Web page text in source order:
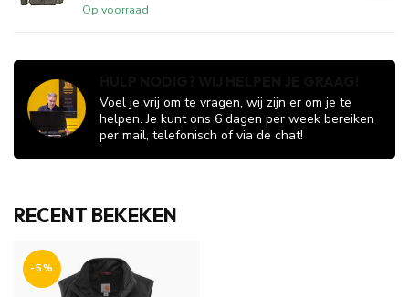
Op voorraad
Voel je vrij om te vragen, wij zijn er om je te
helpen. Je kunt ons 6 dagen per week bereiken
per mail, telefonisch of via de chat!
RECENT BEKEKEN
-5%